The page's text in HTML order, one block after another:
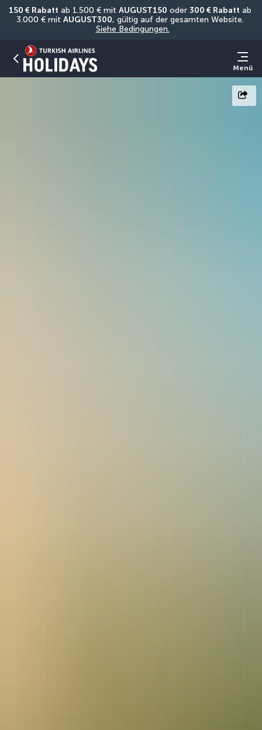
150 € Rabatt ab 1.500 € mit AUGUST150 oder 300 € Rabatt ab
3.000 € mit AUGUST300
Siehe Bedingungen.
Menü